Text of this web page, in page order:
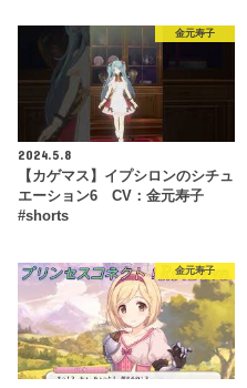
金元寿子
2024.5.8
【カゲマス】イプシロンのシチュ
エーション6 CV：金元寿子
#shorts
金元寿子